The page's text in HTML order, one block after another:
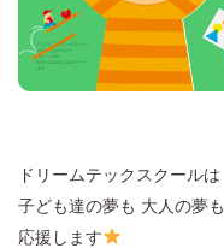
ドリームテックスクールは
子ども達の夢も 大人の夢も
応援します